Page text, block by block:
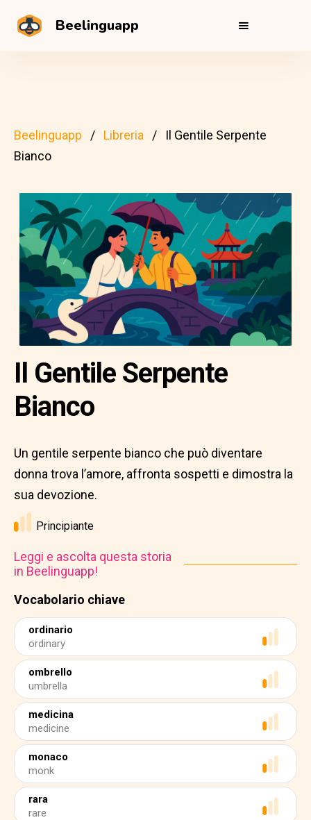
Beelinguapp
Beelinguapp Libreria
Il Gentile Serpente
Bianco
Vocabolario chiave
ordinario
ordinary
ombrello
umbrella
medicina
medicine
monaco
monk
rara
rare
Il Gentile Serpente
Bianco
Un gentile serpente bianco che può diventare
donna trova l’amore, affronta sospetti e dimostra la
sua devozione.
Principiante
Leggi e ascolta questa storia
in Beelinguapp!